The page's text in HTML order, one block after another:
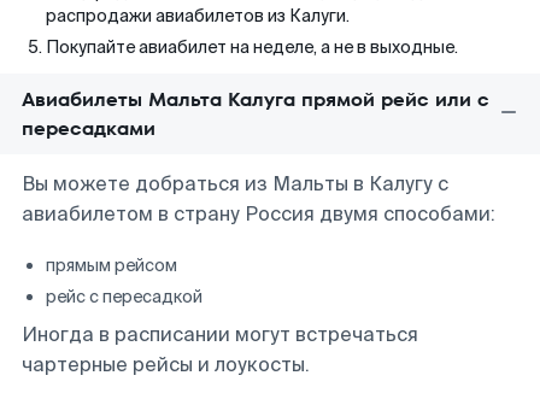
распродажи авиабилетов из Калуги.
Покупайте авиабилет на неделе, а не в выходные.
Авиабилеты Мальта Калуга прямой рейс или с
пересадками
Вы можете добраться из Мальты в Калугу с
авиабилетом в страну Россия двумя способами:
прямым рейсом
рейс с пересадкой
Иногда в расписании могут встречаться
чартерные рейсы и лоукосты.